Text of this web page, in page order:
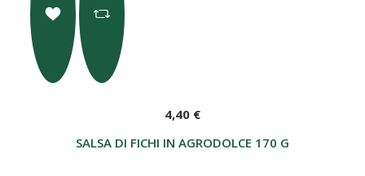
SALSA DI FICHI IN AGRODOLCE 170 G
4,40 €